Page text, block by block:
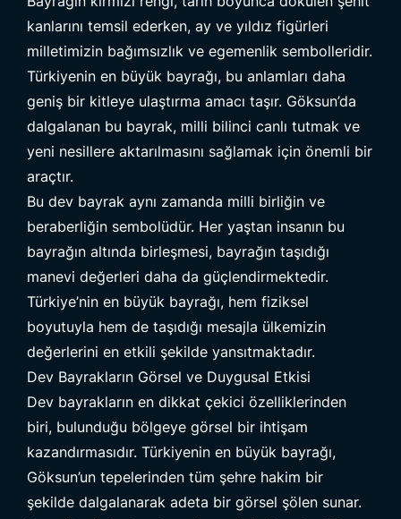
kanlarını temsil ederken, ay ve yıldız figürleri
milletimizin bağımsızlık ve egemenlik sembolleridir.
Türkiyenin en büyük bayrağı, bu anlamları daha
geniş bir kitleye ulaştırma amacı taşır. Göksun’da
dalgalanan bu bayrak, milli bilinci canlı tutmak ve
yeni nesillere aktarılmasını sağlamak için önemli bir
araçtır.
Bu dev bayrak aynı zamanda milli birliğin ve
beraberliğin sembolüdür. Her yaştan insanın bu
bayrağın altında birleşmesi, bayrağın taşıdığı
manevi değerleri daha da güçlendirmektedir.
Türkiye’nin en büyük bayrağı, hem fiziksel
boyutuyla hem de taşıdığı mesajla ülkemizin
değerlerini en etkili şekilde yansıtmaktadır.
Dev Bayrakların Görsel ve Duygusal Etkisi
Dev bayrakların en dikkat çekici özelliklerinden
biri, bulunduğu bölgeye görsel bir ihtişam
kazandırmasıdır. Türkiyenin en büyük bayrağı,
Göksun’un tepelerinden tüm şehre hakim bir
şekilde dalgalanarak adeta bir görsel şölen sunar.